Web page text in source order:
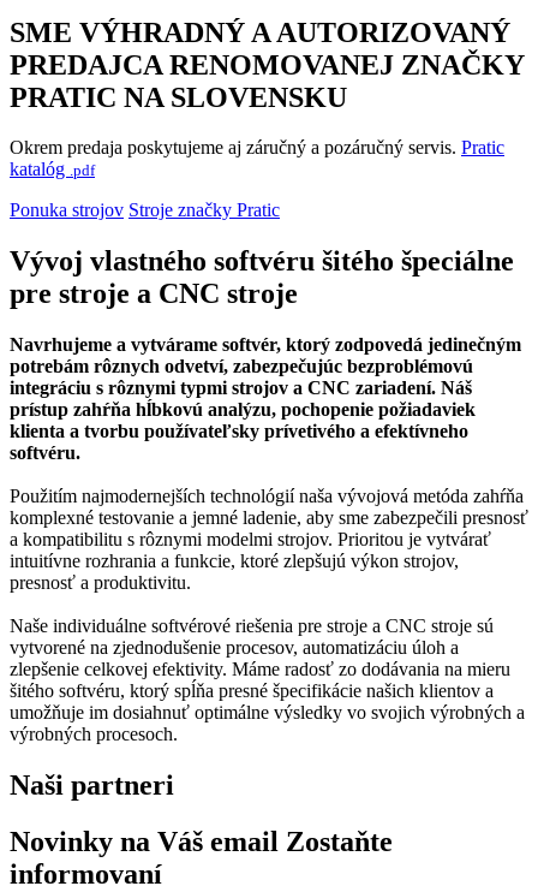
SME VÝHRADNÝ A AUTORIZOVANÝ
PREDAJCA RENOMOVANEJ ZNAČKY
PRATIC NA SLOVENSKU
Okrem predaja poskytujeme aj záručný a pozáručný servis. Pratic
katalóg .pdf
Ponuka strojov Stroje značky Pratic
Vývoj vlastného softvéru šitého špeciálne
pre stroje a CNC stroje
Navrhujeme a vytvárame softvér, ktorý zodpovedá jedinečným
potrebám rôznych odvetví, zabezpečujúc bezproblémovú
integráciu s rôznymi typmi strojov a CNC zariadení. Náš
prístup zahŕňa hĺbkovú analýzu, pochopenie požiadaviek
klienta a tvorbu používateľsky prívetivého a efektívneho
softvéru.
Použitím najmodernejších technológií naša vývojová metóda zahŕňa
komplexné testovanie a jemné ladenie, aby sme zabezpečili presnosť
a kompatibilitu s rôznymi modelmi strojov. Prioritou je vytvárať
intuitívne rozhrania a funkcie, ktoré zlepšujú výkon strojov,
presnosť a produktivitu.
Naše individuálne softvérové riešenia pre stroje a CNC stroje sú
vytvorené na zjednodušenie procesov, automatizáciu úloh a
zlepšenie celkovej efektivity. Máme radosť zo dodávania na mieru
šitého softvéru, ktorý spĺňa presné špecifikácie našich klientov a
umožňuje im dosiahnuť optimálne výsledky vo svojich výrobných a
výrobných procesoch.
Naši partneri
Novinky na Váš email Zostaňte
informovaní